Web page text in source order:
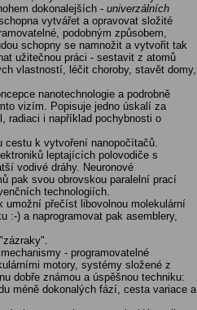
dokonalejších - univerzálních
vytvářet a opravovat složité
podobným způsobem,
schopny se namnožit a vytvořit tak
užitečnou práci - sestavit z atomů
vlastností, léčit choroby, stavět domy,
nanotechnologie a podrobně
vizím. Popisuje jedno úskalí za
radiaci i například pochybnosti o
cestu k vytvoření nanopočítačů.
leptajících polovodiče s
vodivé dráhy. Neuronové
pak svou obrovskou paralelní prací
technologiích.
umožní přečíst libovolnou molekulární
:-) a naprogramovat pak asemblery,
- programovatelné
motory, systémy složené z
dobře známou a úspěšnou techniku:
méně dokonalých fází, cesta variace a